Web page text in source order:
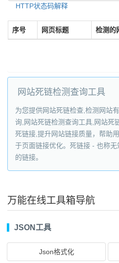
HTTP状态码解释
序号 网页标题 检测的
网站死链检测查询工具
为您提供网站死链检查,检测网站
询,网站死链检测查询工具,网站死
死链接,提升网站链接质量，帮助
于页面链接优化。死链接 - 也称无
的链接。
万能在线工具箱导航
JSON工具
Json格式化